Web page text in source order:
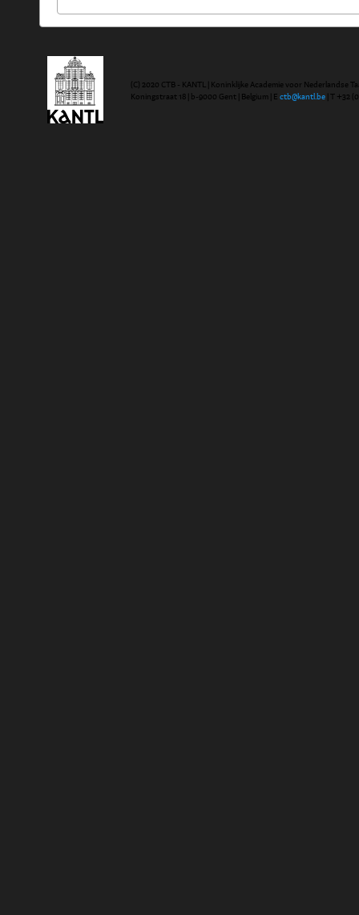
(C) 2020 CTB - KANTL | Koninklijke Academie voor Nederlandse
Koningstraat 18 | b-9000 Gent | Belgium | E ctb@kantl.be | T +32